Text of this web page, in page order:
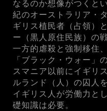
なるのか想像がつくと
紀のオーストラリア・
ギリス植民者（占領）
ー（黒人原住民族）の
一方的虐殺と強制移住
「ブラック・ウォー」
スマニア以前にイギリ
ルランド（人）の囚人
イギリス人が労働力と
礎知識は必要。